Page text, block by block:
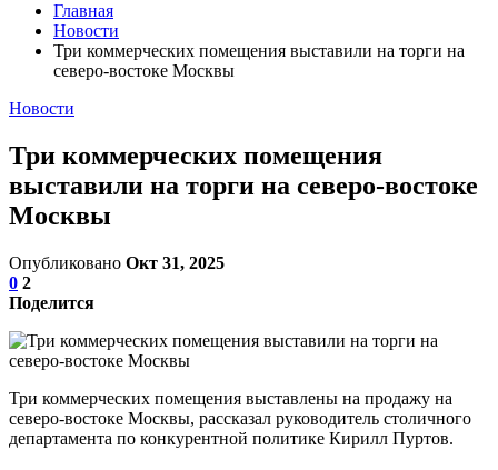
Главная
Новости
Три коммерческих помещения выставили на торги на
северо-востоке Москвы
Новости
Три коммерческих помещения
выставили на торги на северо-востоке
Москвы
Опубликовано Окт 31, 2025
0 2
Поделится
Три коммерческих помещения выставлены на продажу на
северо-востоке Москвы, рассказал руководитель столичного
департамента по конкурентной политике Кирилл Пуртов.